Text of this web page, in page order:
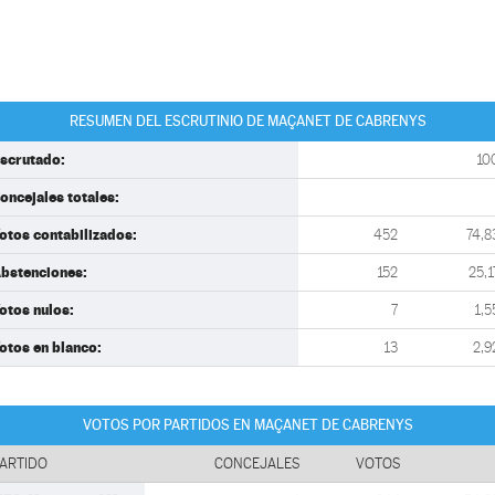
RESUMEN DEL ESCRUTINIO DE MAÇANET DE CABRENYS
totales:
contabilizados: 452
152
nulos: 7
en blanco: 13
VOTOS POR PARTIDOS EN MAÇANET DE CABRENYS
CONCEJALES VOTOS